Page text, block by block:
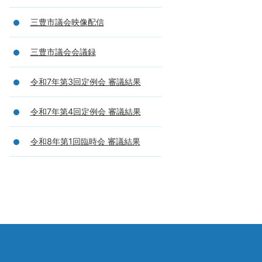
三豊市議会映像配信
三豊市議会会議録
令和7年第3回定例会 審議結果
令和7年第4回定例会 審議結果
令和8年第1回臨時会 審議結果